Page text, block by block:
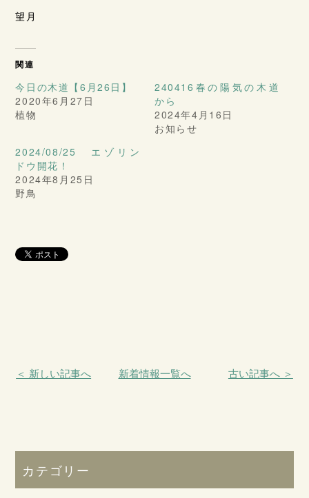
望月
関連
今日の木道【6月26日】
2020年6月27日
植物
240416春の陽気の木道
から
2024年4月16日
お知らせ
2024/08/25 エゾリン
ドウ開花！
2024年8月25日
野鳥
＜ 新しい記事へ 新着情報一覧へ 古い記事へ ＞
カテゴリー